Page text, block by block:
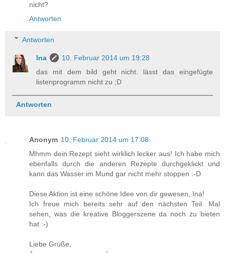
nicht?
Antworten
Antworten
Ina
10. Februar 2014 um 19:28
das mit dem bild geht nicht. lässt das eingefügte
listenprogramm nicht zu ;D
Antworten
Anonym 10. Februar 2014 um 17:08
Mhmm dein Rezept sieht wirklich lecker aus! Ich habe mich
ebenfalls durch die anderen Rezepte durchgeklickt und
kann das Wasser im Mund gar nicht mehr stoppen :-D
Diese Aktion ist eine schöne Idee von dir gewesen, Ina!
Ich freue mich bereits sehr auf den nächsten Teil. Mal
sehen, was die kreative Bloggerszene da noch zu bieten
hat :-)
Liebe Grüße,